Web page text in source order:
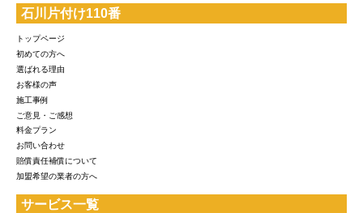
石川片付け110番
トップページ
初めての方へ
選ばれる理由
お客様の声
施工事例
ご意見・ご感想
料金プラン
お問い合わせ
賠償責任補償について
加盟希望の業者の方へ
サービス一覧